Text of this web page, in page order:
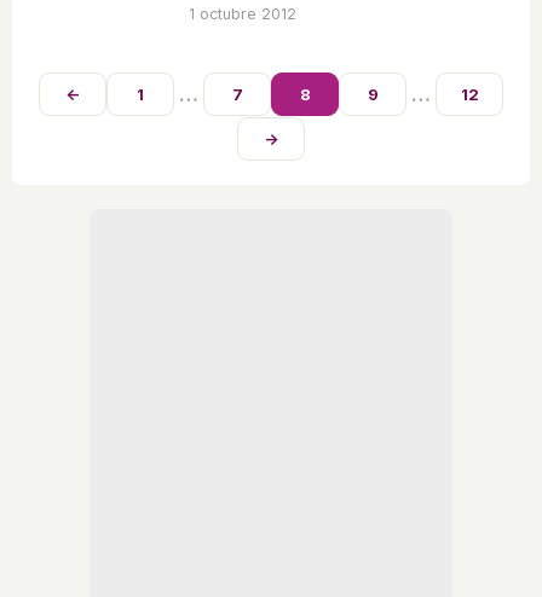
Concienciación sobre el Cáncer.
1 octubre 2012
← 1 … 7 8 9 … 12
→